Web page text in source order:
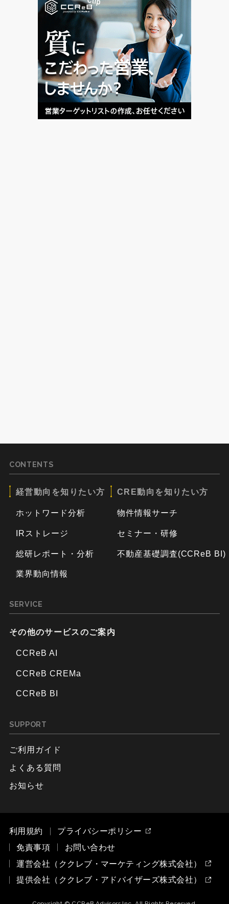
CONTENTS
経営動向を知りたい方
ホットワード分析
IRストレージ
総研レポート・分析
業界動向情報
CRE動向を知りたい方
物件情報サーチ
セミナー・研修
不動産基礎調査(CCReB BI)
SERVICE
その他のサービスのご案内
CCReB AI
CCReB CREMa
CCReB BI
SUPPORT
ご利用ガイド
よくある質問
お知らせ
利用規約
プライバシーポリシー
免責事項
お問い合わせ
運営会社（ククレブ・マーケティング株式会社）
提供会社（ククレブ・アドバイザーズ株式会社）